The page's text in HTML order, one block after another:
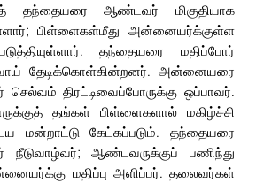
தந்தையரை ஆண்டவர் மிகுதியாக
பிள்ளைகள்மீது அன்னையர்க்குள்ள
தந்தையரை மதிப்போர்
தேடிக்கொள்கின்றனர். அன்னையரை
திரட்டிவைப்போருக்கு ஒப்பாவர்.
தங்கள் பிள்ளைகளால் மகிழ்ச்சி
மன்றாட்டு கேட்கப்படும். தந்தையரை
நீடுவாழ்வர்; ஆண்டவருக்குப் பணிந்து
மதிப்பு அளிப்பர். தலைவர்கள்